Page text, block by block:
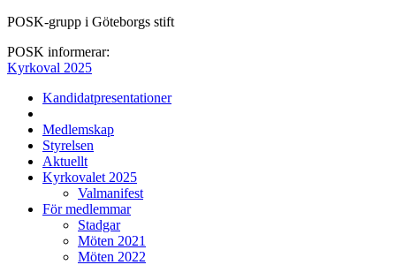
POSK-grupp i Göteborgs stift
POSK informerar:
Kyrkoval 2025
Kandidatpresentationer
Medlemskap
Styrelsen
Aktuellt
Kyrkovalet 2025
Valmanifest
För medlemmar
Stadgar
Möten 2021
Möten 2022